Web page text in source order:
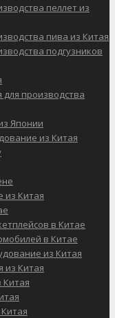
пеллет из
пива из Китая
подгузников
производства
Японии
из Китая
из Китая
в Китае
в Китае
из Китая
из Китая
Китая